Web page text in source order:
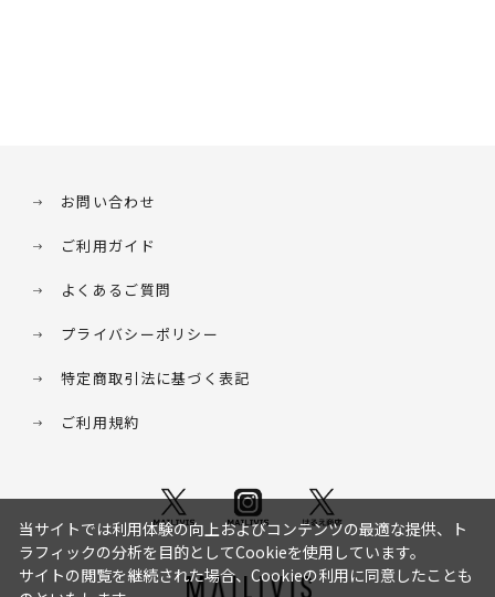
お問い合わせ
ご利用ガイド
よくあるご質問
プライバシーポリシー
特定商取引法に基づく表記
ご利用規約
当サイトでは利用体験の向上およびコンテンツの最適な提供、ト
ラフィックの分析を目的としてCookieを使用しています。
サイトの閲覧を継続された場合、Cookieの利用に同意したことも